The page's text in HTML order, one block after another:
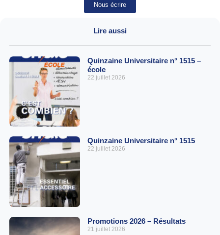
Nous écrire
Lire aussi
Quinzaine Universitaire n° 1515 –
école
22 juillet 2026
Quinzaine Universitaire n° 1515
22 juillet 2026
Promotions 2026 – Résultats
21 juillet 2026